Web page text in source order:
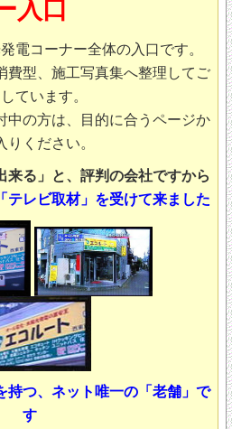
入口
電コーナー全体の入口です。
費型、施工写真集へ整理してご
ています。
中の方は、目的に合うページか
りください。
来る」と、評判の会社ですから
テレビ取材」を受けて来ました
持つ、ネット唯一の「老舗」で
す